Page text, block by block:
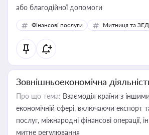
або благодійної допомоги
Фінансові послуги Митниця та ЗЕД
Зовнішньоекономічна
Про що тема: Взаємодія країни з
економічній сфері, включаючи експорт
послуг, міжнародні фінансові операції,
митне регулювання